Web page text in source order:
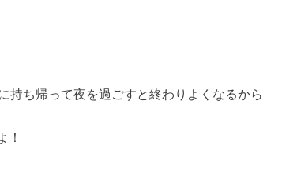
持ち帰って夜を過ごすと終わりよくなるから
！